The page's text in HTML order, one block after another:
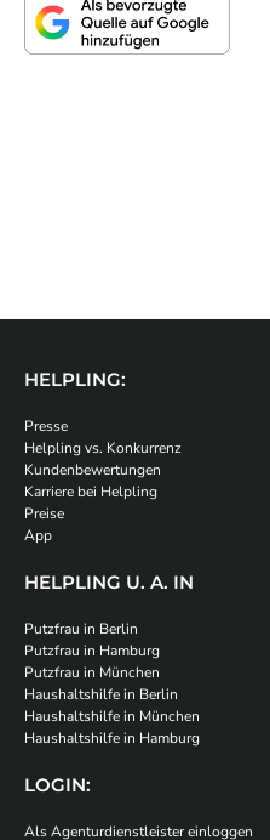
HELPLING:
Presse
Helpling vs. Konkurrenz
Kundenbewertungen
Karriere bei Helpling
Preise
App
HELPLING U. A. IN
Putzfrau in Berlin
Putzfrau in Hamburg
Putzfrau in München
Haushaltshilfe in Berlin
Haushaltshilfe in München
Haushaltshilfe in Hamburg
LOGIN:
Als Agenturdienstleister einloggen